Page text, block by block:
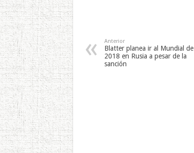
Anterior
Blatter planea ir al Mundial de
2018 en Rusia a pesar de la
sanción